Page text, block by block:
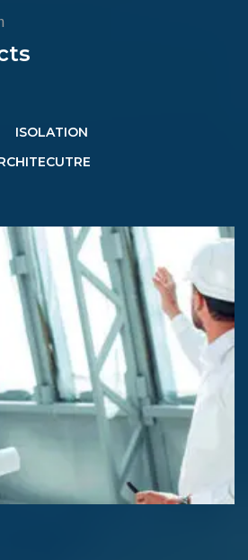
ISOLATION
Masjid Daarul Ilmi’ Lantai 2 |
Masjid Yogyakarta
Construction